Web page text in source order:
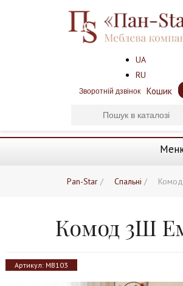
UA
RU
Зворотній дзвінок Кошик
Pan-Star / Спальні /
Комод 3Ш
Артикул: MB103